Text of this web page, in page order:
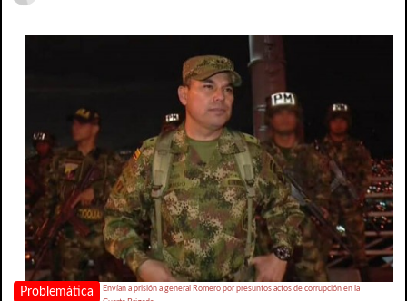
Problemática
Envían a prisión a general Romero por presuntos actos de corrupción en la